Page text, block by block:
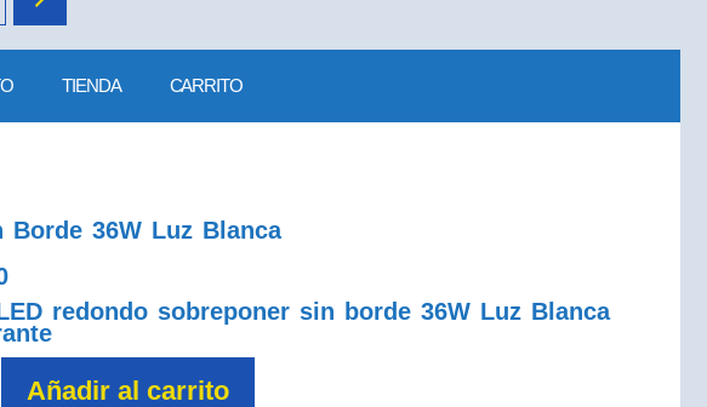
TIENDA CARRITO
36W Luz Blanca
redondo sobreponer sin borde 36W Luz Blanca
Añadir al carrito